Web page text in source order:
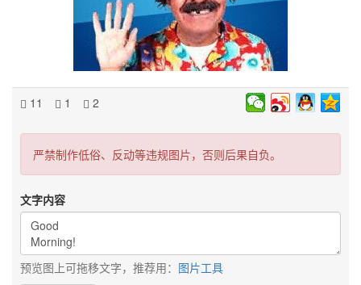
11 1 2
严禁制作低俗、反动等违规图片，否则后果自负。
文字内容
预览图上可拖移文字，推荐用： 图片工具